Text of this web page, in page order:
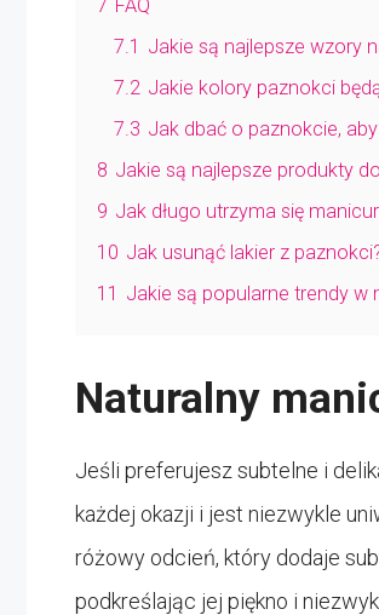
7 FAQ
7.1 Jakie są najlepsze wzory
7.2 Jakie kolory paznokci
7.3 Jak dbać o paznokcie,
8 Jakie są najlepsze produkty
9 Jak długo utrzyma się
10 Jak usunąć lakier z
11 Jakie są popularne trendy w
Naturalny
Jeśli preferujesz subtelne i
każdej okazji i jest niezwykle
różowy odcień, który dodaje
podkreślając jej piękno i